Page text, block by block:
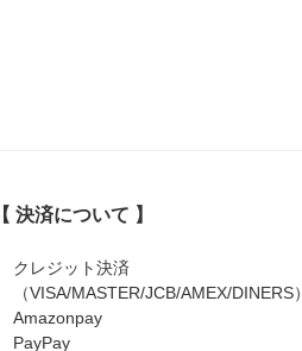
【 決済について 】
クレジット決済
（VISA/MASTER/JCB/AMEX/DINERS）
Amazonpay
PayPay